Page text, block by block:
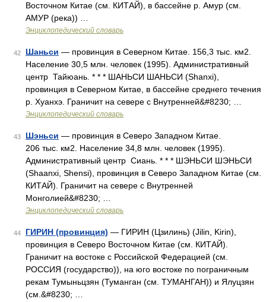
Восточном Китае (см. КИТАЙ), в бассейне р. Амур (см.
АМУР (река)) …
Энциклопедический словарь
42 Шаньси — провинция в Северном Китае. 156,3 тыс. км2.
Население 30,5 млн. человек (1995). Административный
центр Тайюань. * * * ШАНЬСИ ШАНЬСИ (Shanxi),
провинция в Северном Китае, в бассейне среднего течения
р. Хуанхэ. Граничит на севере с Внутренней&#8230; …
Энциклопедический словарь
43 Шэньси — провинция в Северо Западном Китае.
206 тыс. км2. Население 34,8 млн. человек (1995).
Административный центр Сиань. * * * ШЭНЬСИ ШЭНЬСИ
(Shaanxi, Shensi), провинция в Северо Западном Китае (см.
КИТАЙ). Граничит на севере с Внутренней
Монголией&#8230; …
Энциклопедический словарь
44 ГИРИН (провинция) — ГИРИН (Цзилинь) (Jilin, Kirin),
провинция в Северо Восточном Китае (см. КИТАЙ).
Граничит на востоке с Российской Федерацией (см.
РОССИЯ (государство)), на юго востоке по пограничным
рекам Тумыньцзян (Туманган (см. ТУМАНГАН)) и Ялуцзян
(см.&#8230; …